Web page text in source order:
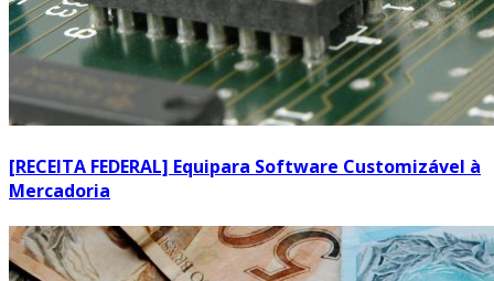
[RECEITA FEDERAL] Equipara Software Customizável à
Mercadoria